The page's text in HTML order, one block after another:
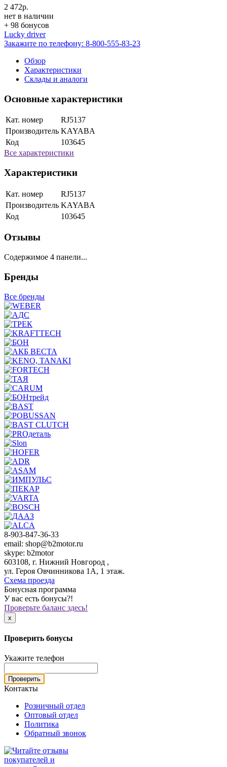
2 472р.
нет в наличии
+ 98 бонусов
Lucky driver
Закажите по телефону: 8-800-555-83-23
Обзор
Характеристики
Склады и аналоги
Основные характеристики
Кат. номер
RJ5137
Производитель KAYABA
Код
103645
Все характеристики
Характеристики
Кат. номер
RJ5137
Производитель KAYABA
Код
103645
Отзывы
Содержимое 4 панели...
Бренды
Все бренды
8-903-847-36-33
email: shop@b2motor.ru
skype: b2motor
603108, г. Нижний Новгород ,
ул. Героя Овчинникова 1А, 1 этаж.
Схема проезда
Бонусная программа
У вас есть бонусы?!
Проверьте баланс здесь!
x
Проверить бонусы
Укажите телефон
Проверить
Контакты
Розничный отдел
Оптовый отдел
Политика
Обратный звонок